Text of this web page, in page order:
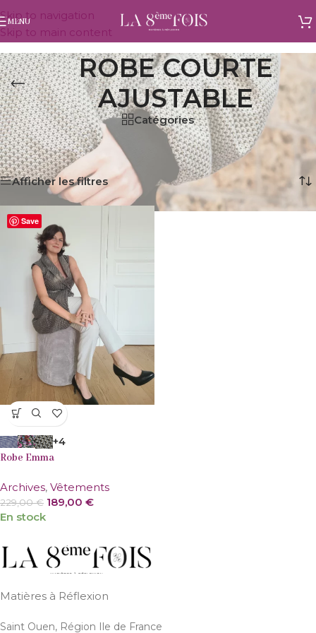
Skip to navigation
Skip to main content
MENU
ROBE COURTE
AJUSTABLE
Catégories
Accueil/Produits identifiés “robe courte ajustable”
Voici le seul résultat
Afficher les filtres
Save
VENTE
+4
Robe Emma
Archives, Vêtements
229,00€ 189,00 €
En stock
Matières à Réflexion
Saint Ouen, Région Ile de France